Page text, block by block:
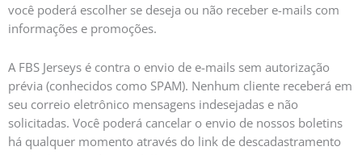
você poderá escolher se deseja ou não receber e-mails com
informações e promoções.
A FBS Jerseys é contra o envio de e-mails sem autorização
prévia (conhecidos como SPAM). Nenhum cliente receberá em
seu correio eletrônico mensagens indesejadas e não
solicitadas. Você poderá cancelar o envio de nossos boletins
há qualquer momento através do link de descadastramento